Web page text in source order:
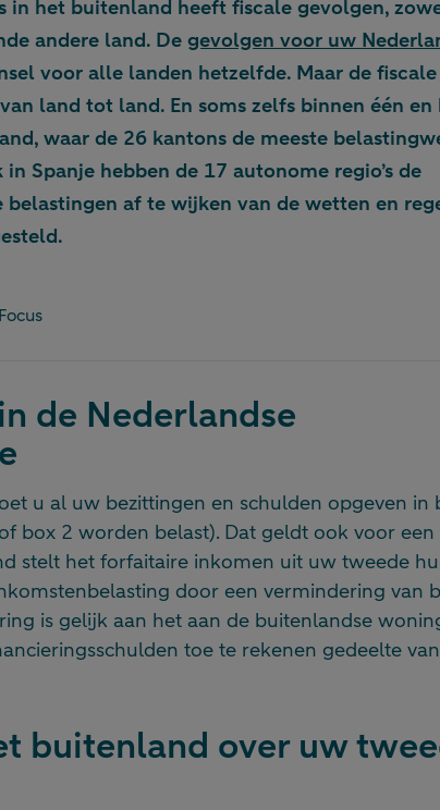
in het buitenland heeft fiscale gevolgen,
andere land. De gevolgen voor uw
voor alle landen hetzelfde. Maar de
land tot land. En soms zelfs binnen één
waar de 26 kantons de meeste
Spanje hebben de 17 autonome regio’s de
af te wijken van de wetten en
de Nederlandse
u al uw bezittingen en schulden opgeven in
box 2 worden belast). Dat geldt ook voor een
stelt het forfaitaire inkomen uit uw tweede
door een vermindering van
is gelijk aan het aan de buitenlandse
toe te rekenen gedeelte
buitenland over uw